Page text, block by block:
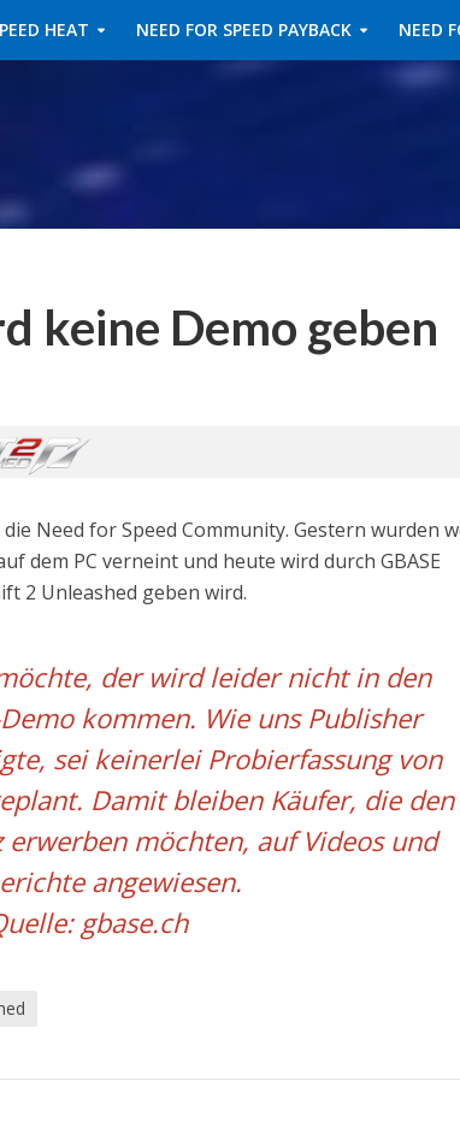
HEAT NEED FOR SPEED PAYBACK NEED
keine Demo geben
Need for Speed Community. Gestern wurden
dem PC verneint und heute wird durch GBASE
2 Unleashed geben wird.
der wird leider nicht in den
kommen. Wie uns Publisher
sei keinerlei Probierfassung von
Damit bleiben Käufer, die den
möchten, auf Videos und
angewiesen.
gbase.ch